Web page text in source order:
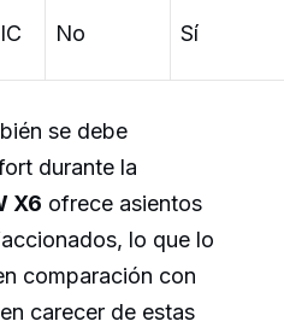
No Sí
se debe
durante la
X6 ofrece asientos
lo que lo
comparación con
carecer de estas